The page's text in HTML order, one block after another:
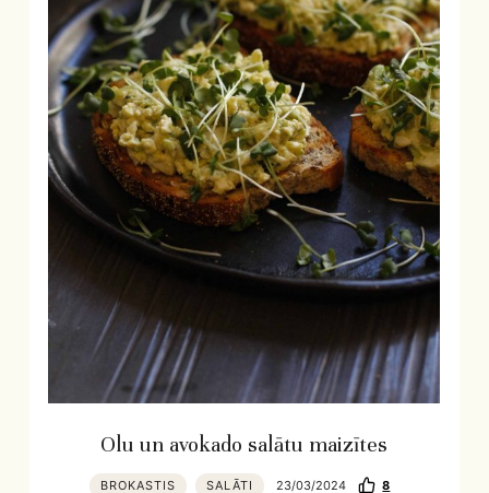
Olu un avokado salātu maizītes
BROKASTIS SALĀTI 23/03/2024 8